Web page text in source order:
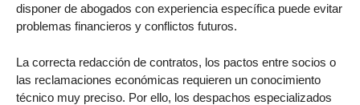
disponer de abogados con experiencia específica puede evitar
problemas financieros y conflictos futuros.
La correcta redacción de contratos, los pactos entre socios o
las reclamaciones económicas requieren un conocimiento
técnico muy preciso. Por ello, los despachos especializados